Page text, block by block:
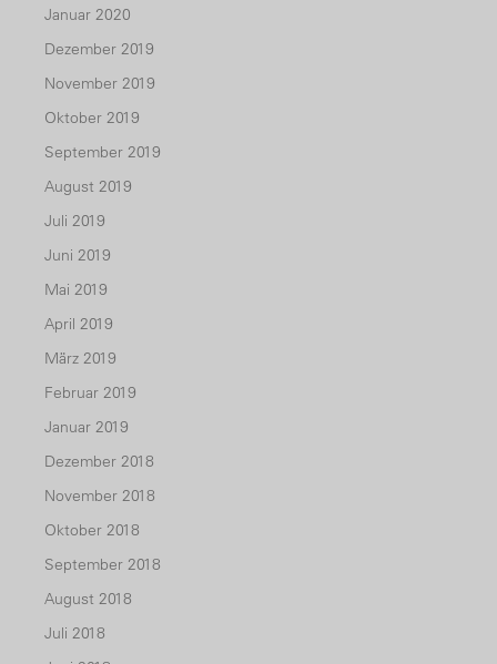
Januar 2020
Dezember 2019
November 2019
Oktober 2019
September 2019
August 2019
Juli 2019
Juni 2019
Mai 2019
April 2019
März 2019
Februar 2019
Januar 2019
Dezember 2018
November 2018
Oktober 2018
September 2018
August 2018
Juli 2018